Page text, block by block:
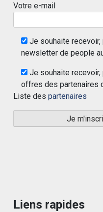
Votre e-mail
Je souhaite
newsletter de people
Je souhaite
offres des partenaires
Liste des partenaires
Liens rapides